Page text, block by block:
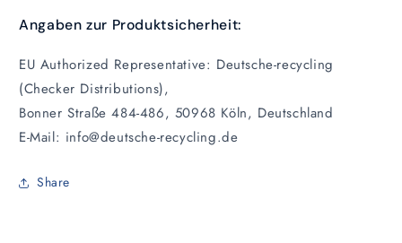
Angaben zur Produktsicherheit:
EU Authorized Representative: Deutsche-recycling
(Checker Distributions),
Bonner Straße 484-486, 50968 Köln, Deutschland
E-Mail: info@deutsche-recycling.de
Share